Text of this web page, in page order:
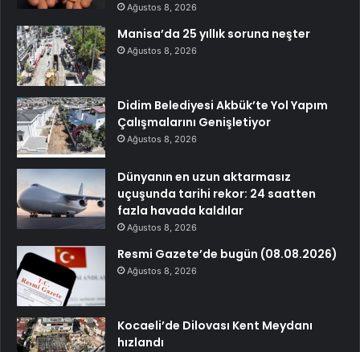
Ağustos 8, 2026
Manisa’da 25 yıllık soruna neşter
Ağustos 8, 2026
Didim Belediyesi Akbük’te Yol Yapım
Çalışmalarını Genişletiyor
Ağustos 8, 2026
Dünyanın en uzun aktarmasız
uçuşunda tarihi rekor: 24 saatten
fazla havada kaldılar
Ağustos 8, 2026
Resmi Gazete’de bugün (08.08.2026)
Ağustos 8, 2026
Kocaeli’de Dilovası Kent Meydanı
hızlandı